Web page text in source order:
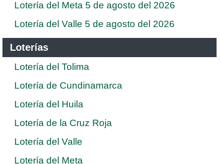
Lotería del Meta 5 de agosto del 2026
Lotería del Valle 5 de agosto del 2026
Loterías
Lotería del Tolima
Lotería de Cundinamarca
Lotería del Huila
Lotería de la Cruz Roja
Lotería del Valle
Lotería del Meta